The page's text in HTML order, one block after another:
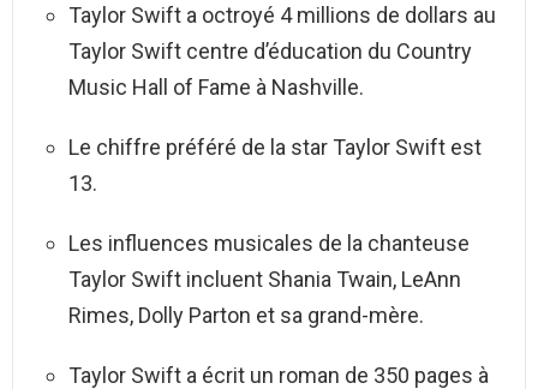
Taylor Swift a octroyé 4 millions de dollars au
Taylor Swift centre d’éducation du Country
Music Hall of Fame à Nashville.
Le chiffre préféré de la star Taylor Swift est
13.
Les influences musicales de la chanteuse
Taylor Swift incluent Shania Twain, LeAnn
Rimes, Dolly Parton et sa grand-mère.
Taylor Swift a écrit un roman de 350 pages à